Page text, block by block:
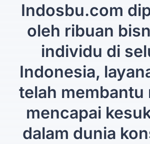
Indosbu.com
oleh ribuan
individu di
Indonesia,
telah membantu
mencapai
dalam dunia